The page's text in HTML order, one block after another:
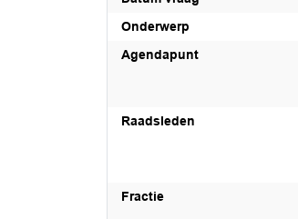
Onderwerp
Agendapunt
Raadsleden
Fractie